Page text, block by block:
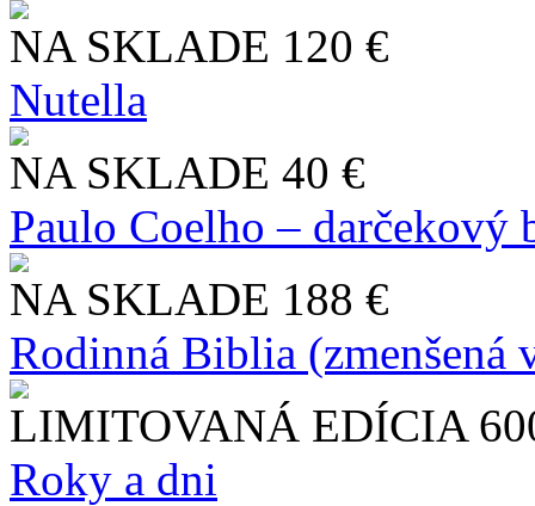
NA SKLADE 120 €
Nutella
NA SKLADE 40 €
Paulo Coelho – darčekový
NA SKLADE 188 €
Rodinná Biblia (zmenšená
LIMITOVANÁ EDÍCIA
Roky a dni